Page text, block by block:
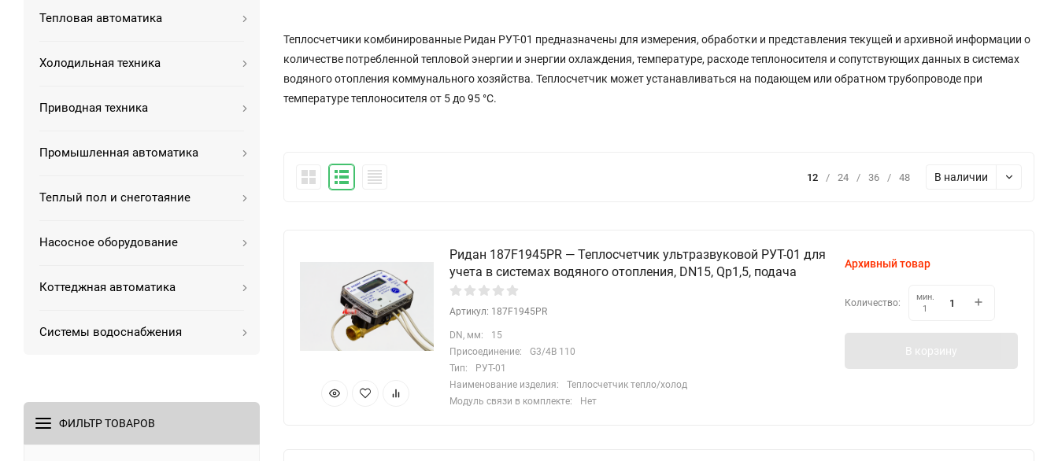
Тепловая автоматика
Холодильная техника
Приводная техника
Промышленная автоматика
Теплый пол и снеготаяние
Насосное оборудование
Коттеджная автоматика
Системы водоснабжения
ФИЛЬТР ТОВАРОВ
Теплосчетчики комбинированные Ридан РУТ-01 предназначены для измерения, обработки и представления текущей и архивной информации о
количестве потребленной тепловой энергии и энергии охлаждения, температуре, расходе теплоносителя и сопутствующих данных в системах
водяного отопления коммунального хозяйства. Теплосчетчик может устанавливаться на подающем или обратном трубопроводе при
температуре теплоносителя от 5 до 95 °С.
12 / 24 / 36 / 48 В наличии
Ридан 187F1945PR — Теплосчетчик ультразвуковой РУТ-01 для
учета в системах водяного отопления, DN15, Qp1,5, подача
Артикул: 187F1945PR
DN, мм:
15
Присоединение:
G3/4B 110
Тип:
РУТ-01
Наименование изделия:
Теплосчетчик тепло/холод
Модуль связи в комплекте:
Нет
Архивный товар
Количество:
мин.
1
В корзину